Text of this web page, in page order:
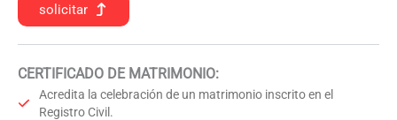
solicitar
CERTIFICADO DE MATRIMONIO:
Acredita la celebración de un matrimonio inscrito en el
Registro Civil.